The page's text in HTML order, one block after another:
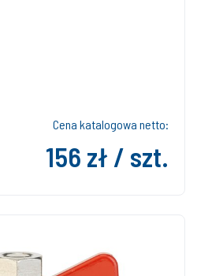
Cena katalogowa netto:
156 zł / szt.